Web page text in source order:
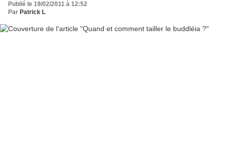
Publié le 19/02/2011 à 12:52
Par Patrick L